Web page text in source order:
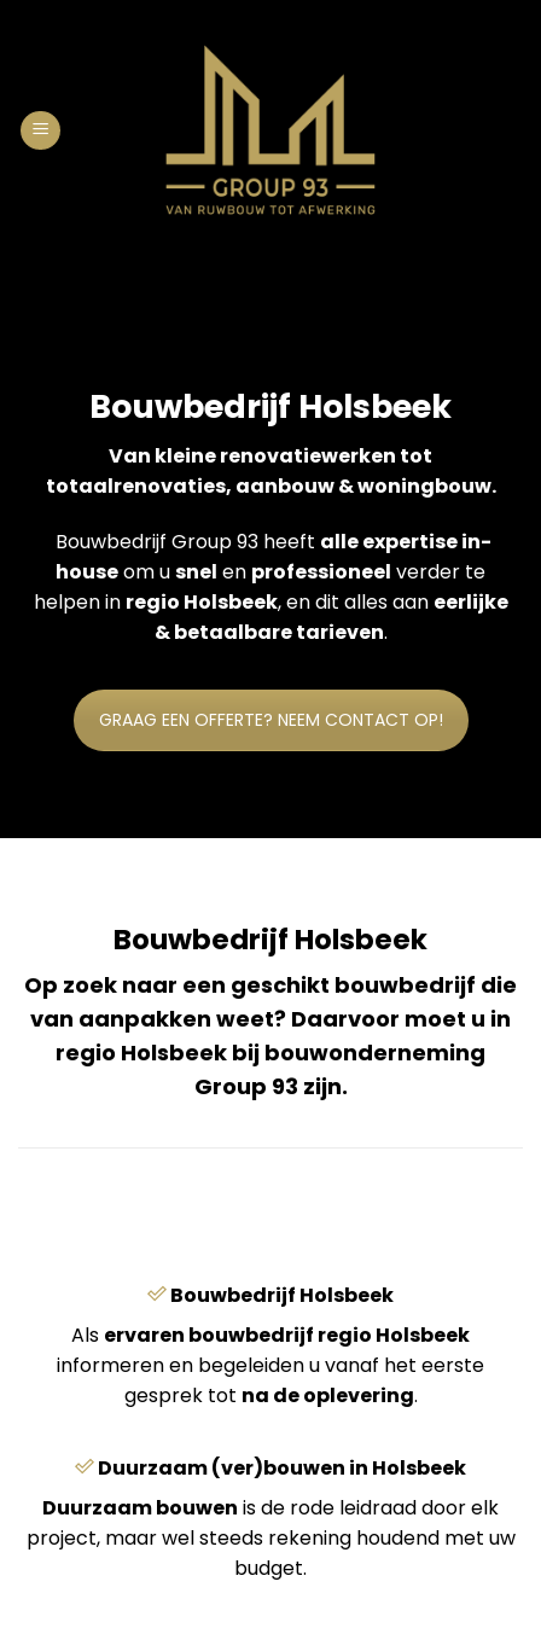
Bouwbedrijf Holsbeek
Van kleine renovatiewerken tot
totaalrenovaties, aanbouw & woningbouw.
Bouwbedrijf Group 93 heeft alle expertise in-
houseom usnel en professioneel verder te
helpen in regio Holsbeek, en dit alles aan eerlijke
& betaalbare tarieven.
GRAAG EEN OFFERTE? NEEM CONTACT OP!
Bouwbedrijf Holsbeek
Op zoek naar een geschikt bouwbedrijf die
van aanpakken weet? Daarvoor moet u in
regio Holsbeek bij bouwonderneming
Group 93 zijn.
Bouwbedrijf Holsbeek
Als ervaren bouwbedrijf regio Holsbeek
informeren en begeleiden u vanaf het eerste
gesprek tot na de oplevering.
Duurzaam (ver)bouwen in Holsbeek
Duurzaam bouwen is de rode leidraad door elk
project, maar wel steeds rekening houdend met uw
budget.